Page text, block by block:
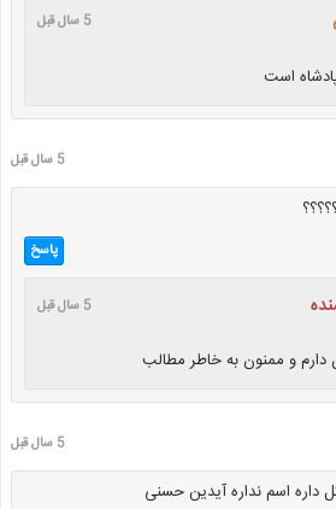
5 سال قبل
است
5 سال قبل
پاسخ
5 سال قبل
دارم و ممنون به خاطر مطالب
5 سال قبل
داره اسم نداره آیدین حسنی